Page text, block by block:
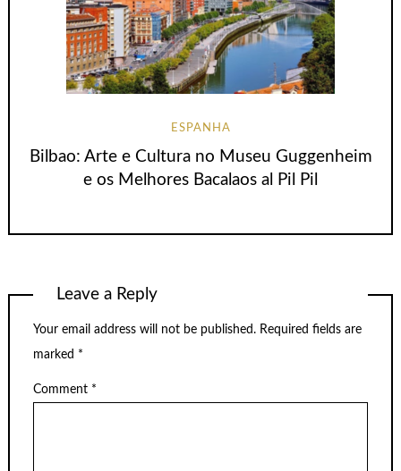
ESPANHA
Bilbao: Arte e Cultura no Museu Guggenheim
e os Melhores Bacalaos al Pil Pil
Leave a Reply
Your email address will not be published. Required fields are
marked *
Comment *